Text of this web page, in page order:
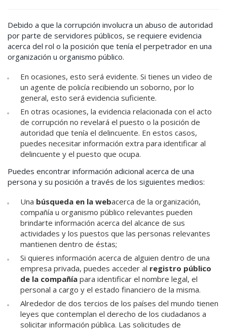
Debido a que la corrupción involucra un abuso de autoridad
por parte de servidores públicos, se requiere evidencia
acerca del rol o la posición que tenía el perpetrador en una
organización u organismo público.
En ocasiones, esto será evidente. Si tienes un video de
un agente de policía recibiendo un soborno, por lo
general, esto será evidencia suficiente.
En otras ocasiones, la evidencia relacionada con el acto
de corrupción no revelará el puesto o la posición de
autoridad que tenía el delincuente. En estos casos,
puedes necesitar información extra para identificar al
delincuente y el puesto que ocupa.
Puedes encontrar información adicional acerca de una
persona y su posición a través de los siguientes medios:
Una búsqueda en la webacerca de la organización,
compañía u organismo público relevantes pueden
brindarte información acerca del alcance de sus
actividades y los puestos que las personas relevantes
mantienen dentro de éstas;
Si quieres información acerca de alguien dentro de una
empresa privada, puedes acceder al registro público
de la compañía para identificar el nombre legal, el
personal a cargo y el estado financiero de la misma.
Alrededor de dos tercios de los países del mundo tienen
leyes que contemplan el derecho de los ciudadanos a
solicitar información pública. Las solicitudes de